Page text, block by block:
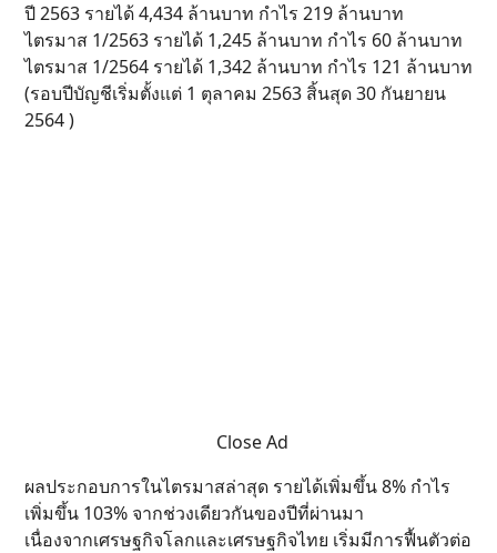
ปี 2563 รายได้ 4,434 ล้านบาท กำไร 219 ล้านบาท
ไตรมาส 1/2563 รายได้ 1,245 ล้านบาท กำไร 60 ล้านบาท
ไตรมาส 1/2564 รายได้ 1,342 ล้านบาท กำไร 121 ล้านบาท
(รอบปีบัญชีเริ่มตั้งแต่ 1 ตุลาคม 2563 สิ้นสุด 30 กันยายน
2564 )
Close Ad
ผลประกอบการในไตรมาสล่าสุด รายได้เพิ่มขึ้น 8% กำไร
เพิ่มขึ้น 103% จากช่วงเดียวกันของปีที่ผ่านมา
เนื่องจากเศรษฐกิจโลกและเศรษฐกิจไทย เริ่มมีการฟื้นตัวต่อ